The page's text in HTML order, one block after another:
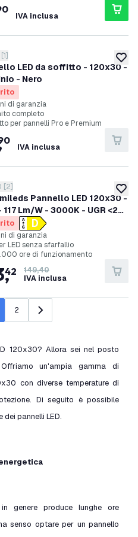
IVA inclusa
LED da soffitto - 120x30 -
- Nero
il cassetto delle recensioni
valutazione
[1]
di garanzia
completo
per pannelli Pro e Premium
IVA inclusa
Pannello LED 120x30 -
117 Lm/W - 3000K - UGR <22
di garanzia
il cassetto delle recensioni
valutazione
[2]
di garanzia
LED senza sfarfallio
ore di funzionamento
,
42
149,40
IVA inclusa
2 Successivo
120x30? Allora sei nel posto
un'ampia gamma di
con diverse temperature di
Di seguito è possibile
dei pannelli LED.
genere produce lunghe ore
senso optare per un pannello